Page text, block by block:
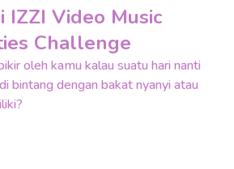
IZZI Video Music
Challenge
oleh kamu kalau suatu hari nanti
bintang dengan bakat nyanyi atau